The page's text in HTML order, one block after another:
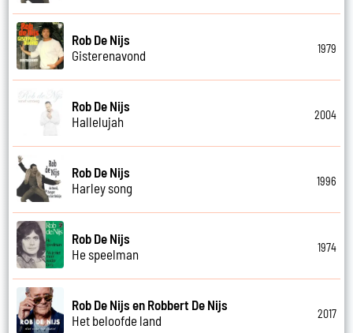
Rob De Nijs
Gisterenavond
1979
Rob De Nijs
Hallelujah
2004
Rob De Nijs
Harley song
1996
Rob De Nijs
He speelman
1974
Rob De Nijs en Robbert De Nijs
Het beloofde land
2017